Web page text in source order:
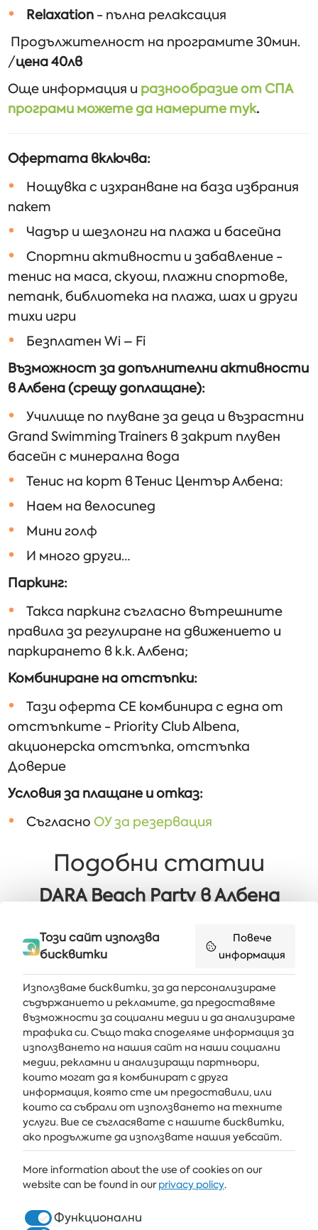
Relaxation - пълна релаксация
Продължителност на програмите 30мин.
/цена 40лв
Още информация и разнообразие от СПА
програми можете да намерите тук.
Офертата включва:
Нощувка с изхранване на база избрания
пакет
Чадър и шезлонги на плажа и басейна
Спортни активности и забавление -
тенис на маса, скуош, плажни спортове,
петанк, библиотека на плажа, шах и други
тихи игри
Безплатен Wi – Fi
Възможност за допълнителни активности
в Албена (срещу доплащане):
Училище по плуване за деца и възрастни
Grand Swimming Trainers в закрит плувен
басейн с минерална вода
Тенис на корт в Тенис Център Албена:
Наем на велосипед
Мини голф
И много други…
Паркинг:
Такса паркинг съгласно вътрешните
правила за регулиране на движението и
паркирането в к.к. Албена;
Комбиниране на отстъпки:
Тази оферта СЕ комбинира с една от
отстъпките - Priority Club Albena,
акционерска отстъпка, отстъпка
Доверие
Условия за плащане и отказ:
СъгласноОУ за резервация
Подобни статии
DARA Beach Party в Албена
Златните 60+: зона море
Детски празник в Албена
Получавайте последните новини и оферти направо във
вашата пощенска кутия
АБОНИРАЙ СЕ
АЛБЕНА
ХОТЕЛИ
ЗДРАВЕ & СПА
Този сайт използва
бисквитки
Повече
информация
Използваме бисквитки, за да персонализираме
съдържанието и рекламите, да предоставяме
възможности за социални медии и да анализираме
трафика си. Също така споделяме информация за
използването на нашия сайт на наши социални
медии, рекламни и анализиращи партньори,
които могат да я комбинират с друга
информация, която сте им предоставили, или
които са събрали от използването на техните
услуги. Вие се съгласявате с нашите бисквитки,
ако продължите да използвате нашия уебсайт.
More information about the use of cookies on our
website can be found in ourprivacy policy.
Функционални